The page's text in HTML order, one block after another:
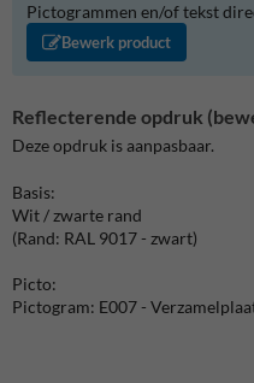
Pictogrammen en/of tekst
Bewerk product
Reflecterende opdruk
Deze opdruk is aanpasbaar.
Basis:
Wit / zwarte rand
(Rand: RAL 9017 - zwart)
Picto:
Pictogram: E007 -